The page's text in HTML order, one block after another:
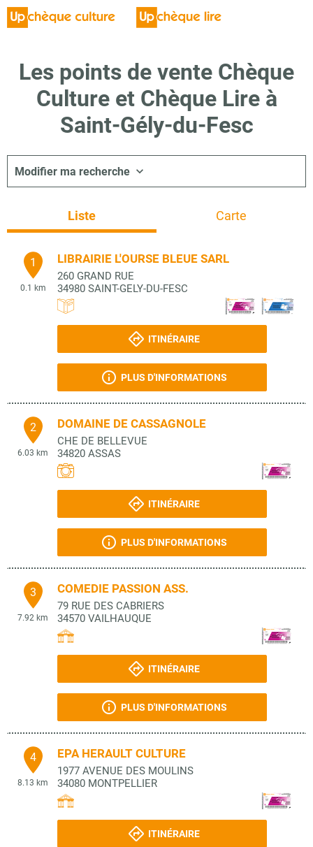
Les points de vente Chèque
Culture et Chèque Lire à
Saint-Gély-du-Fesc
Modifier ma recherche
Liste Carte
1
0.1 km
LIBRAIRIE L'OURSE BLEUE SARL
260 GRAND RUE
34980 SAINT-GELY-DU-FESC
ITINÉRAIRE
PLUS D'INFORMATIONS
2
6.03 km
DOMAINE DE CASSAGNOLE
CHE DE BELLEVUE
34820 ASSAS
ITINÉRAIRE
PLUS D'INFORMATIONS
3
7.92 km
COMEDIE PASSION ASS.
79 RUE DES CABRIERS
34570 VAILHAUQUE
ITINÉRAIRE
PLUS D'INFORMATIONS
4
8.13 km
EPA HERAULT CULTURE
1977 AVENUE DES MOULINS
34080 MONTPELLIER
ITINÉRAIRE